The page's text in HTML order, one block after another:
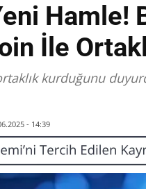
Hamle!
İle
kurduğunu
- 14:39